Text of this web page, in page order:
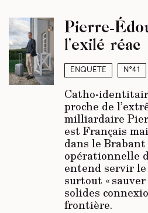
Enquête N°41
Pierre-
l’exilé réac
Catho-
proche de
milliardaire
est Français
dans le
opérationnelle
entend servir le
surtout « sauver
solides
frontière.